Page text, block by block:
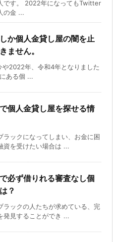
です。 2022年になってもTwitter
の金 ...
か個人金貸し屋の闇を止
ません。
2022年、令和4年となりました
ある個 ...
個人金貸し屋を探せる情
ラックになってしまい、お金に困
資を受けたい場合は ...
必ず借りれる審査なし個
？
ラックの人たちが求めている、完
発見することができ ...